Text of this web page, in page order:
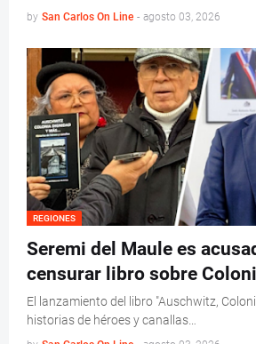
by San Carlos On Line - agosto 03, 2026
REGIONES
Seremi del Maule es
censurar libro sobre
El lanzamiento del libro "Auschwitz,
historias de héroes y canallas…